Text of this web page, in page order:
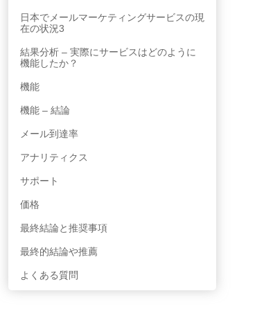
日本でメールマーケティングサービスの現
在の状況3
結果分析 – 実際にサービスはどのように
機能したか？
機能
機能 – 結論
メール到達率
アナリティクス
サポート
価格
最終結論と推奨事項
最終的結論や推薦
よくある質問